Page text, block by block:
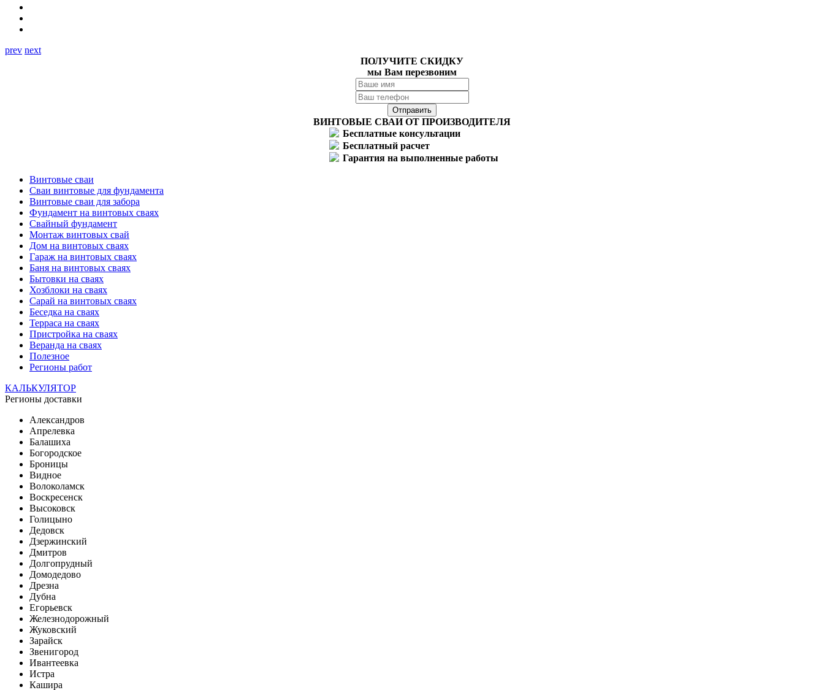
prev next
ПОЛУЧИТЕ СКИДКУ
мы Вам перезвоним
ВИНТОВЫЕ СВАИ ОТ ПРОИЗВОДИТЕЛЯ
Бесплатные консультации
Бесплатный расчет
Гарантия на выполненные работы
Винтовые сваи
Сваи винтовые для фундамента
Винтовые сваи для забора
Фундамент на винтовых сваях
Свайный фундамент
Монтаж винтовых свай
Дом на винтовых сваях
Гараж на винтовых сваях
Баня на винтовых сваях
Бытовки на сваях
Хозблоки на сваях
Сарай на винтовых сваях
Беседка на сваях
Терраса на сваях
Пристройка на сваях
Веранда на сваях
Полезное
Регионы работ
КАЛЬКУЛЯТОР
Регионы доставки
Александров
Апрелевка
Балашиха
Богородское
Броницы
Видное
Волоколамск
Воскресенск
Высоковск
Голицыно
Дедовск
Дзержинский
Дмитров
Долгопрудный
Домодедово
Дрезна
Дубна
Егорьевск
Железнодорожный
Жуковский
Зарайск
Звенигород
Ивантеевка
Истра
Кашира